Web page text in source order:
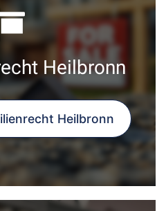
Heilbronn
Heilbronn